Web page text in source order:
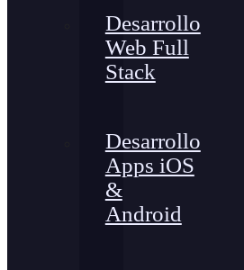
Desarrollo
Web Full
Stack
Desarrollo
Apps iOS
&
Android